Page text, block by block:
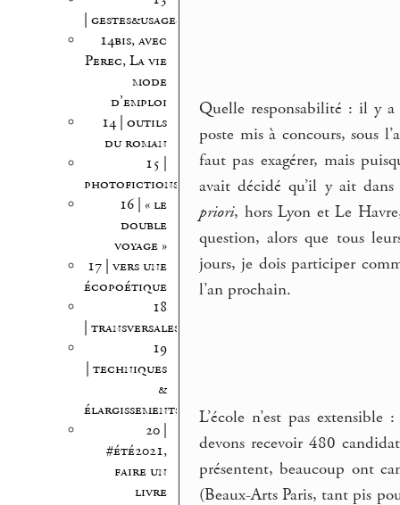
| gestes&usages
14bis, avec
Perec, La vie
mode
d’emploi
14 | outils
du roman
15 |
photofictions
16 | « le
double
voyage »
17 | vers une
écopoétique
18
| transversales
19
| techniques
&
élargissements
20 |
#été2021,
faire un
livre
Quelle responsabilité : il y a
poste mis à concours, sous
faut pas exagérer, mais
avait décidé qu’il y ait dans
priori, hors Lyon et Le
question, alors que tous
jours, je dois participer
l’an prochain.
L’école n’est pas
devons recevoir 480
présentent, beaucoup ont
(Beaux-Arts Paris, tant pis